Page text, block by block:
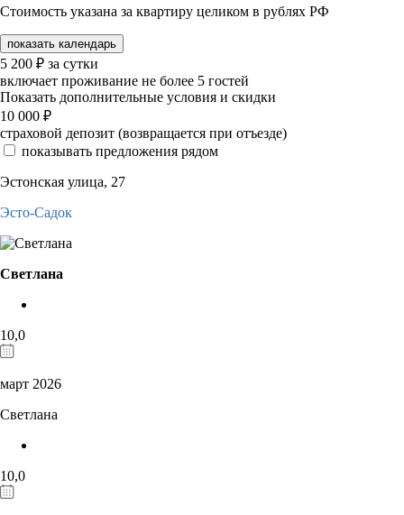
Стоимость указана за квартиру целиком в рублях РФ
показать календарь
5 200 ₽ за сутки
включает проживание не более 5 гостей
Показать дополнительные условия и скидки
10 000 ₽
страховой депозит (возвращается при отъезде)
показывать предложения рядом
Эстонская улица, 27
Эсто-Садок
Светлана
10,0
март 2026
Светлана
10,0